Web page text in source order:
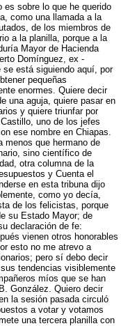
es sobre lo que he querido
como una llamada a la
de los miembros de
a la planilla, porque a la
Mayor de Hacienda
Domínguez, ex -
está siguiendo aquí, por
pequeñas
enormes. Quiere decir
una aguja, quiere pasar en
y quiere triunfar por
uno de los jefes
ese nombre en Chiapas.
menos que hermano de
sino científico de
otra columna de la
y Cuenta el
en esta tribuna dijo
como yo decía,
de los felicistas, porque
su Estado Mayor; de
declaración de fe:
vienen otros honorables
esto no me atrevo a
pero sí debo decir
tendencias visiblemente
míos que se han
González. Quiero decir
la sesión pasada circuló
a votar y votamos
una tercera planilla con